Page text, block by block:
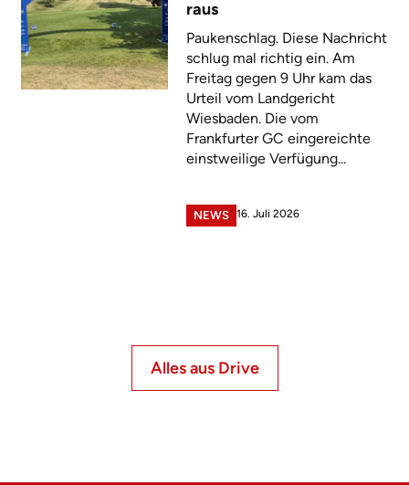
raus
Paukenschlag. Diese Nachricht
schlug mal richtig ein. Am
Freitag gegen 9 Uhr kam das
Urteil vom Landgericht
Wiesbaden. Die vom
Frankfurter GC eingereichte
einstweilige Verfügung...
NEWS 16. Juli 2026
Alles aus Drive